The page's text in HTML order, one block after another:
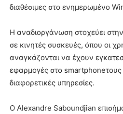
διαθέσιμες στο ενημερωμένο
Η αναδιοργάνωση στοχεύει
σε κινητές συσκευές, όπου οι
αναγκάζονται να έχουν
εφαρμογές στο
διαφορετικές υπηρεσίες.
Ο Alexandre Saboundjian